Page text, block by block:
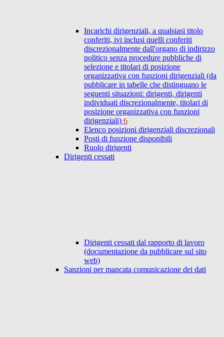
Incarichi dirigenziali, a qualsiasi titolo
conferiti, ivi inclusi quelli conferiti
discrezionalmente dall'organo di indirizzo
politico senza procedure pubbliche di
selezione e titolari di posizione
organizzativa con funzioni dirigenziali (da
pubblicare in tabelle che distinguano le
seguenti situazioni: dirigenti, dirigenti
individuati discrezionalmente, titolari di
posizione organizzativa con funzioni
dirigenziali) 6
Elenco posizioni dirigenziali discrezionali
Posti di funzione disponibili
Ruolo dirigenti
Dirigenti cessati
Dirigenti cessati dal rapporto di lavoro
(documentazione da pubblicare sul sito
web)
Sanzioni per mancata comunicazione dei dati